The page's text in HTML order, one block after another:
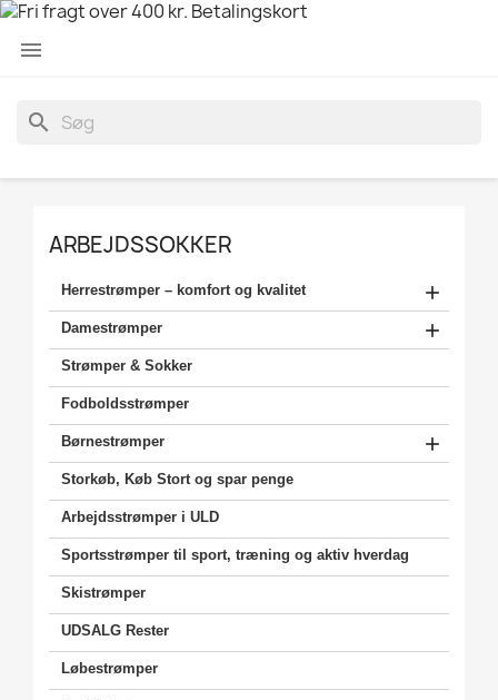

search
ARBEJDSSOKKER
Herrestrømper – komfort og kvalitet 
Damestrømper 
Strømper & Sokker
Fodboldsstrømper
Børnestrømper 
Storkøb, Køb Stort og spar penge
Arbejdsstrømper i ULD
Sportsstrømper til sport, træning og aktiv hverdag
Skistrømper
UDSALG Rester
Løbestrømper